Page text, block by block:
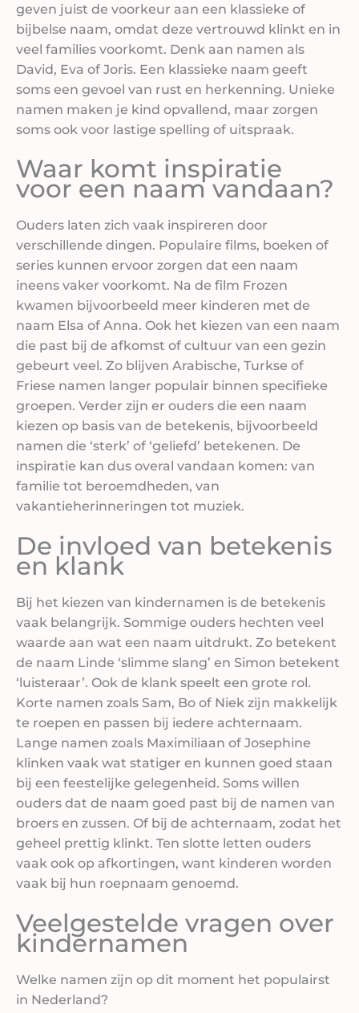
geven juist de voorkeur aan een klassieke of
bijbelse naam, omdat deze vertrouwd klinkt en in
veel families voorkomt. Denk aan namen als
David, Eva of Joris. Een klassieke naam geeft
soms een gevoel van rust en herkenning. Unieke
namen maken je kind opvallend, maar zorgen
soms ook voor lastige spelling of uitspraak.
Waar komt inspiratie
voor een naam vandaan?
Ouders laten zich vaak inspireren door
verschillende dingen. Populaire films, boeken of
series kunnen ervoor zorgen dat een naam
ineens vaker voorkomt. Na de film Frozen
kwamen bijvoorbeeld meer kinderen met de
naam Elsa of Anna. Ook het kiezen van een naam
die past bij de afkomst of cultuur van een gezin
gebeurt veel. Zo blijven Arabische, Turkse of
Friese namen langer populair binnen specifieke
groepen. Verder zijn er ouders die een naam
kiezen op basis van de betekenis, bijvoorbeeld
namen die ‘sterk’ of ‘geliefd’ betekenen. De
inspiratie kan dus overal vandaan komen: van
familie tot beroemdheden, van
vakantieherinneringen tot muziek.
De invloed van betekenis
en klank
Bij het kiezen van kindernamen is de betekenis
vaak belangrijk. Sommige ouders hechten veel
waarde aan wat een naam uitdrukt. Zo betekent
de naam Linde ‘slimme slang’ en Simon betekent
‘luisteraar’. Ook de klank speelt een grote rol.
Korte namen zoals Sam, Bo of Niek zijn makkelijk
te roepen en passen bij iedere achternaam.
Lange namen zoals Maximiliaan of Josephine
klinken vaak wat statiger en kunnen goed staan
bij een feestelijke gelegenheid. Soms willen
ouders dat de naam goed past bij de namen van
broers en zussen. Of bij de achternaam, zodat het
geheel prettig klinkt. Ten slotte letten ouders
vaak ook op afkortingen, want kinderen worden
vaak bij hun roepnaam genoemd.
Veelgestelde vragen over
kindernamen
Welke namen zijn op dit moment het populairst
in Nederland?